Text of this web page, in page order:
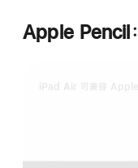
Apple Pencil：